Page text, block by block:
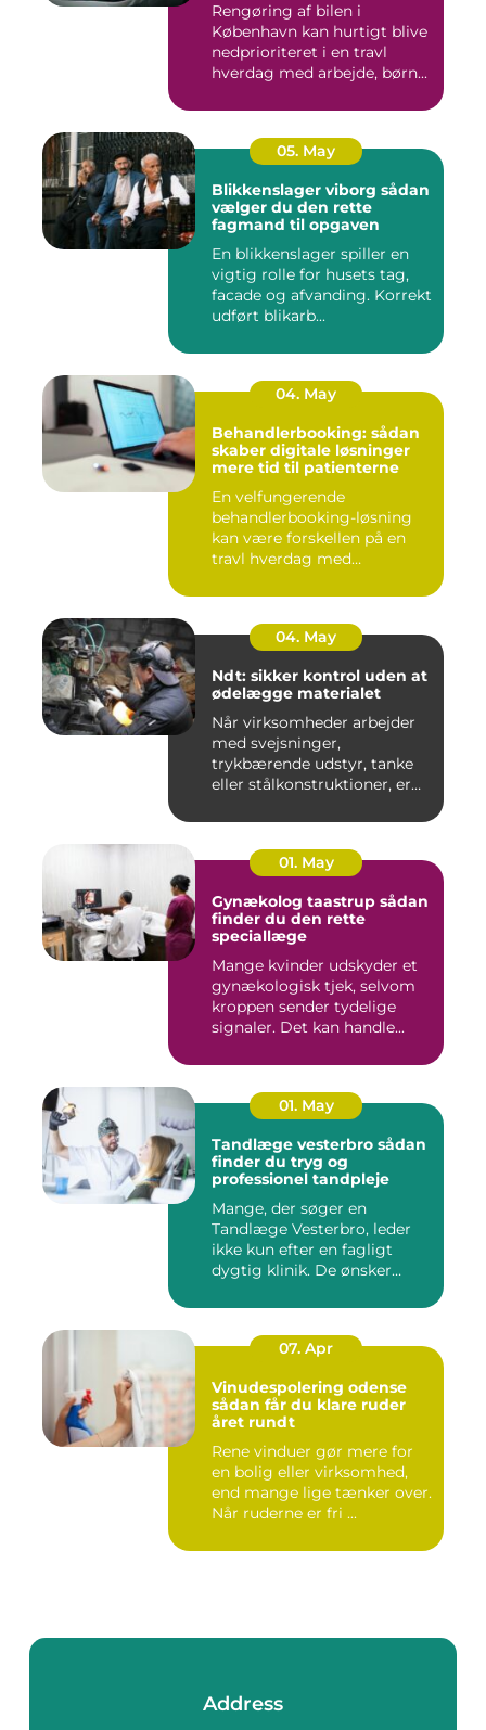
Rengøring af bilen i
København kan hurtigt blive
nedprioriteret i en travl
hverdag med arbejde, børn...
05. May
Blikkenslager viborg sådan
vælger du den rette
fagmand til opgaven
En blikkenslager spiller en
vigtig rolle for husets tag,
facade og afvanding. Korrekt
udført blikarb...
04. May
Behandlerbooking: sådan
skaber digitale løsninger
mere tid til patienterne
En velfungerende
behandlerbooking-løsning
kan være forskellen på en
travl hverdag med
04. May
Ndt: sikker kontrol uden at
ødelægge materialet
Når virksomheder arbejder
med svejsninger,
trykbærende udstyr, tanke
eller stålkonstruktioner, er
01. May
Gynækolog taastrup sådan
finder du den rette
speciallæge
Mange kvinder udskyder et
gynækologisk tjek, selvom
kroppen sender tydelige
signaler. Det kan handle...
01. May
Tandlæge vesterbro sådan
finder du tryg og
professionel tandpleje
Mange, der søger en
Tandlæge Vesterbro, leder
ikke kun efter en fagligt
dygtig klinik. De ønsker
07. Apr
Vinudespolering odense
sådan får du klare ruder
året rundt
Rene vinduer gør mere for
en bolig eller virksomhed,
end mange lige tænker over.
Når ruderne er fri ...
Address